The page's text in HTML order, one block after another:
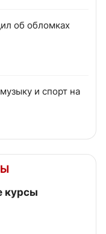
об обломках
и спорт на
курсы